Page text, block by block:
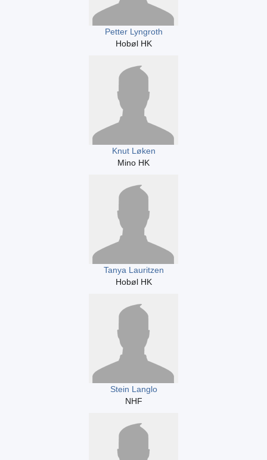
Petter Lyngroth
Hobøl HK
Knut Løken
Mino HK
Tanya Lauritzen
Hobøl HK
Stein Langlo
NHF